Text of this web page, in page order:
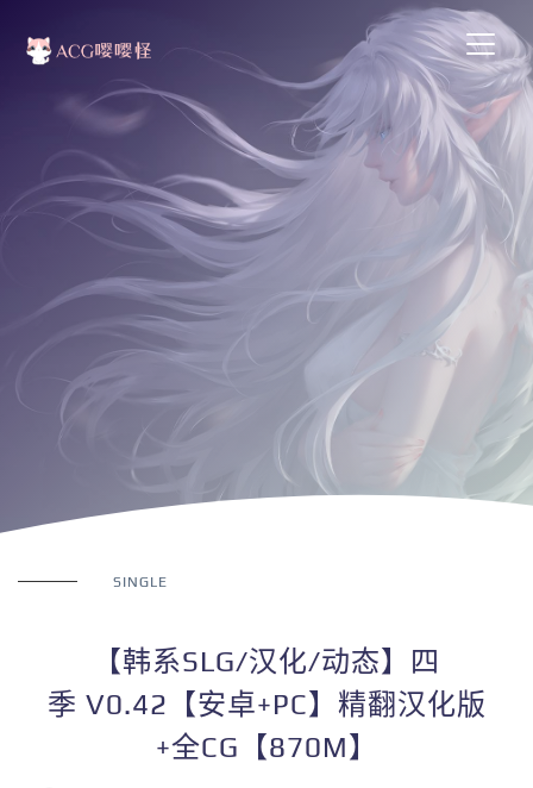
SINGLE
【韩系SLG/汉化/动态】四
季 V0.42【安卓+PC】精翻汉化版
+全CG【870M】